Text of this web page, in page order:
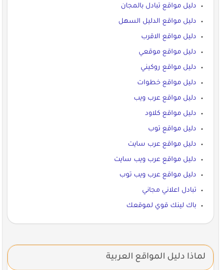
دليل مواقع تبادل بالمجان
دليل مواقع الدليل السهل
دليل مواقع الاقرب
دليل مواقع موقعي
دليل مواقع روكيني
دليل مواقع خطوات
دليل مواقع عرب ويب
دليل مواقع كلاود
دليل مواقع توب
دليل مواقع عرب سايت
دليل مواقع عرب ويب سايت
دليل مواقع عرب ويب توب
تبادل اعلاني مجاني
باك لينك قوي لموقعك
لماذا دليل المواقع العربية